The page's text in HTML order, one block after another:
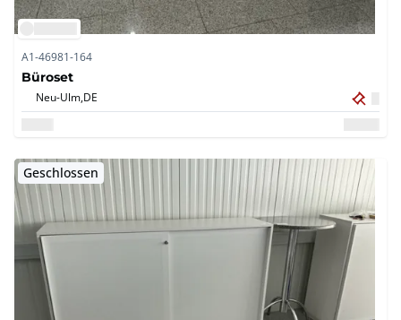
A1-46981-164
Büroset
Neu-Ulm,DE
Geschlossen